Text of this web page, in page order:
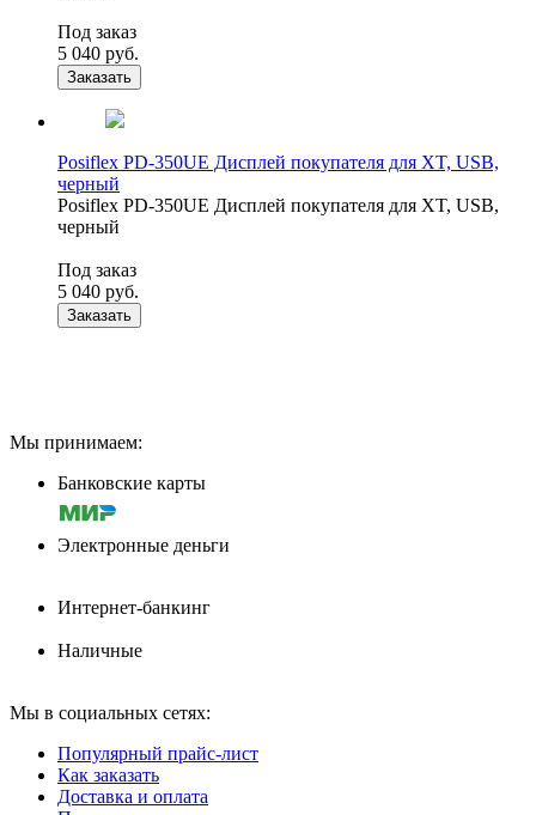
Под заказ
5 040 руб.
Заказать
Posiflex PD-350UE Дисплей покупателя для XT, USB,
черный
Posiflex PD-350UE Дисплей покупателя для XT, USB,
черный
Под заказ
5 040 руб.
Заказать
Мы принимаем:
Банковские карты
Электронные деньги
Интернет-банкинг
Наличные
Мы в социальных сетях:
Популярный прайс-лист
Как заказать
Доставка и оплата